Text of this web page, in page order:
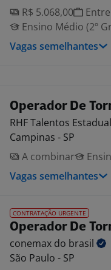
R$ 5.068,00
Ensino Médio (2º
Vagas semelhantes
Operador De
RHF Talentos
Campinas - SP
A combinar
Vagas semelhantes
CONTRATAÇÃO URGENTE
Operador De
conemax do brasil
São Paulo - SP